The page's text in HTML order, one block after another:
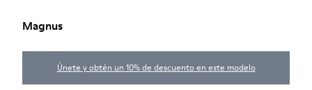
Magnus
Únete y obtén un 10% de descuento en este modelo